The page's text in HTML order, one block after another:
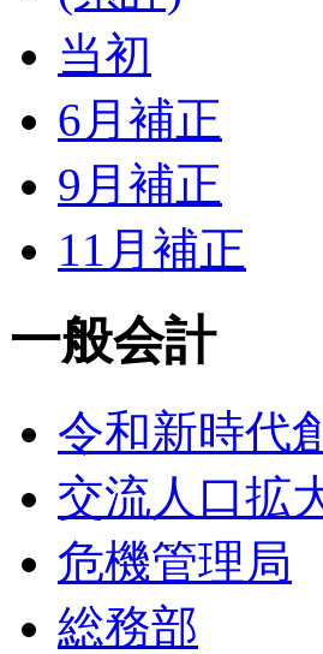
当初
6月補正
9月補正
11月補正
一般会計
令和新時代
交流人口拡
危機管理局
総務部